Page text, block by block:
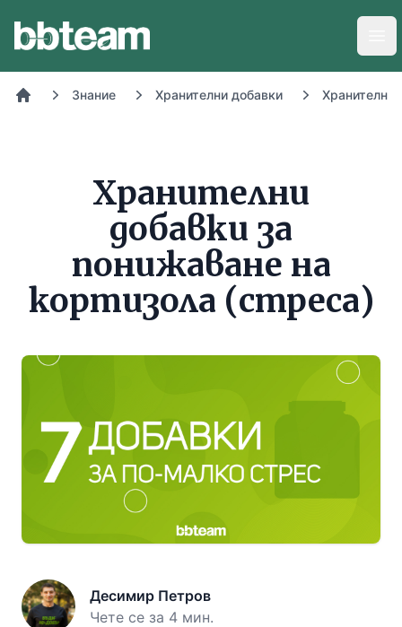
Знание Хранителни добавки Хранителни
Хранителни
добавки за
понижаване на
кортизола (стреса)
Десимир Петров
Чете се за 4 мин.